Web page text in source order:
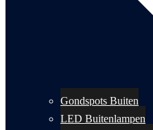
Gondspots Buiten
LED Buitenlampen